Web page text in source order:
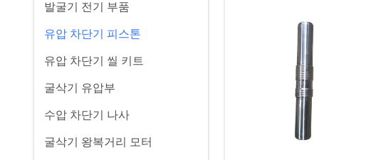
발굴기 전기 부품
유압 차단기 피스톤
유압 차단기 씰 키트
굴삭기 유압부
수압 차단기 나사
굴삭기 왕복거리 모터